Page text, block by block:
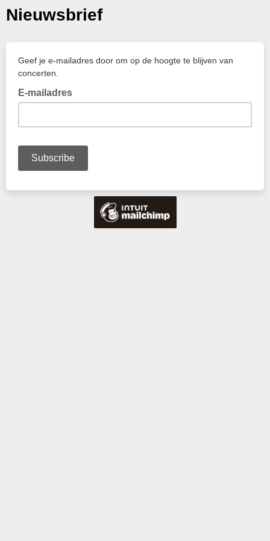
Nieuwsbrief
Geef je e-mailadres door om op de hoogte te blijven van
concerten.
E-mailadres